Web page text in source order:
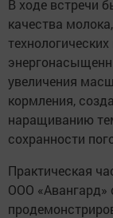
В ходе встречи
качества
увеличения
кормления,
наращиванию
сохранности
Практическая
ООО «Авангард»